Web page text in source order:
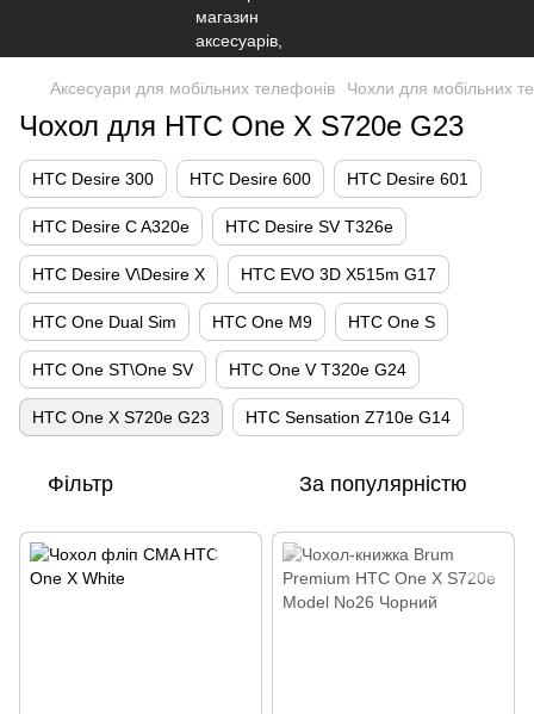
Аксесуари для мобільних телефонів Чохли для мобільних
Чохол для HTC One X S720e G23
HTC Desire 300 HTC Desire 600 HTC Desire 601
HTC Desire C A320e HTC Desire SV T326e
HTC Desire V\Desire X HTC EVO 3D X515m G17
HTC One Dual Sim HTC One M9 HTC One S
HTC One ST\One SV HTC One V T320e G24
HTC One X S720e G23 HTC Sensation Z710e G14
Фільтр За популярністю